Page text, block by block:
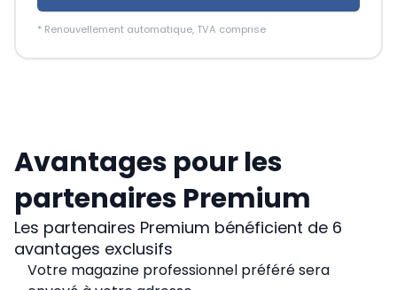
* Renouvellement automatique, TVA comprise
Avantages pour les
partenaires Premium
Les partenaires Premium bénéficient de 6
avantages exclusifs
Votre magazine professionnel préféré sera